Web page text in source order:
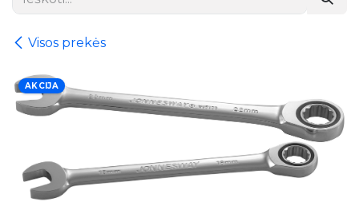
Visos prekės
AKCIJA